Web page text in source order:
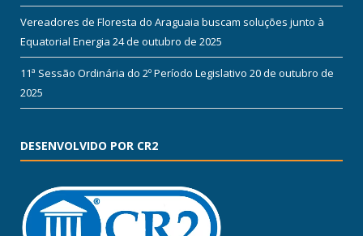
Vereadores de Floresta do Araguaia buscam soluções junto à
Equatorial Energia 24 de outubro de 2025
11ª Sessão Ordinária do 2º Período Legislativo 20 de outubro de
2025
DESENVOLVIDO POR CR2